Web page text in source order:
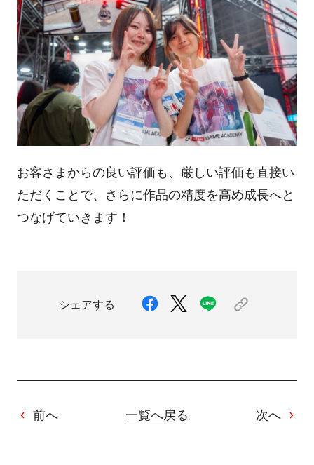
お客さまからの良い評価も、厳しい評価も直接い
ただくことで、さらに作品の精度を高め成長へと
つなげていきます！
シェアする
前へ 一覧へ戻る 次へ